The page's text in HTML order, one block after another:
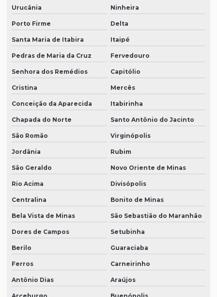
Urucânia Ninheira
Porto Firme Delta
Santa Maria de Itabira Itaipé
Pedras de Maria da Cruz Fervedouro
Senhora dos Remédios Capitólio
Cristina Mercês
Conceição da Aparecida Itabirinha
Chapada do Norte Santo Antônio do Jacinto
São Romão Virginópolis
Jordânia Rubim
São Geraldo Novo Oriente de Minas
Rio Acima Divisópolis
Centralina Bonito de Minas
Bela Vista de Minas São Sebastião do Maranhão
Dores de Campos Setubinha
Berilo Guaraciaba
Ferros Carneirinho
Antônio Dias Araújos